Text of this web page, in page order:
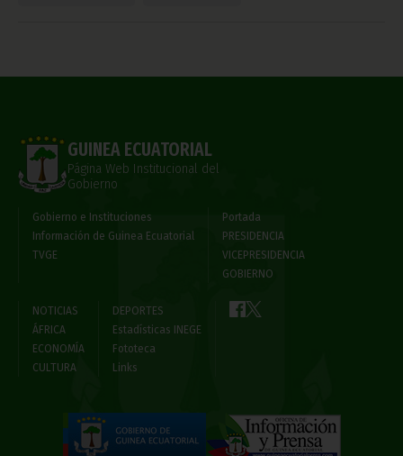
GUINEA ECUATORIAL
Página Web Institucional del
Gobierno
Gobierno e Instituciones
Información de Guinea Ecuatorial
TVGE
Portada
PRESIDENCIA
VICEPRESIDENCIA
GOBIERNO
NOTICIAS
ÁFRICA
ECONOMÍA
CULTURA
DEPORTES
Estadísticas INEGE
Fototeca
Links